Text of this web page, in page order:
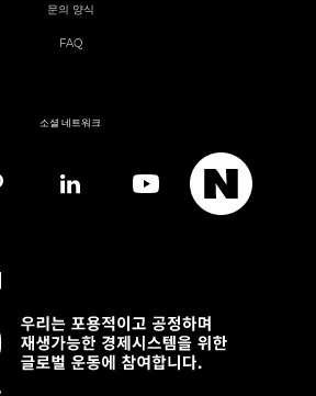
문의 양식
FAQ
소셜 네트워크